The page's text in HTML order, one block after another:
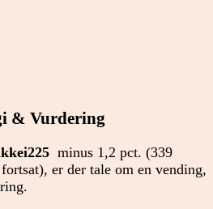
& Vurdering
minus 1,2 pct. (339
er der tale om en vending,